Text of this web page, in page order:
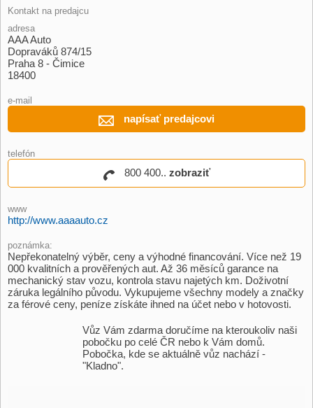
Kontakt na predajcu
adresa
AAA Auto
Dopraváků 874/15
Praha 8 - Čimice
18400
e-mail
napísať predajcovi
telefón
800 400.. zobraziť
www
http://www.aaaauto.cz
poznámka:
Nepřekonatelný výběr, ceny a výhodné financování. Více než 19
000 kvalitních a prověřených aut. Až 36 měsíců garance na
mechanický stav vozu, kontrola stavu najetých km. Doživotní
záruka legálního původu. Vykupujeme všechny modely a značky
za férové ceny, peníze získáte ihned na účet nebo v hotovosti.
Vůz Vám zdarma doručíme na kteroukoliv naši
pobočku po celé ČR nebo k Vám domů.
Pobočka, kde se aktuálně vůz nachází -
"Kladno".